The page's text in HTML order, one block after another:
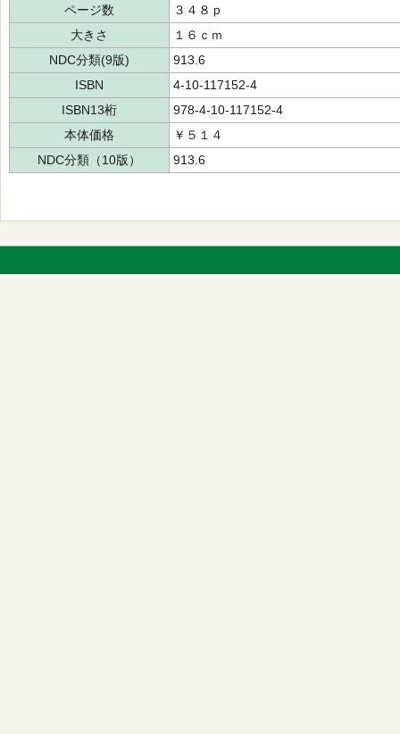
ページ数
３４８ｐ
大きさ
１６ｃｍ
NDC分類(9版)
913.6
ISBN
4-10-117152-4
ISBN13桁
978-4-10-117152-4
本体価格
￥５１４
NDC分類（10版）
913.6